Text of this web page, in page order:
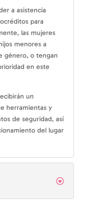
a asistencia
para
las mujeres
menores a
género, o tengan
en este
un
herramientas y
de seguridad, así
del lugar